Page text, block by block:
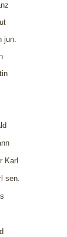
jun.
Karl
sen.